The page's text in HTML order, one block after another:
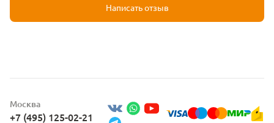
Написать отзыв
Москва
+7 (495) 125-02-21